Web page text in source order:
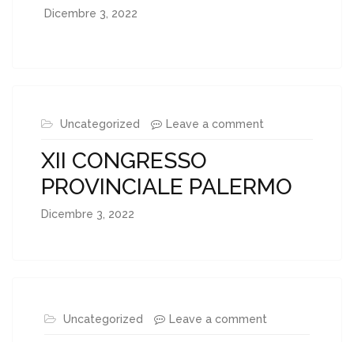
Dicembre 3, 2022
Uncategorized Leave a comment
XII CONGRESSO
PROVINCIALE PALERMO
Dicembre 3, 2022
Uncategorized Leave a comment